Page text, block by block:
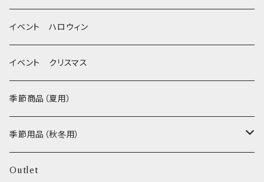
MEAT
FISH
グルテンフリー！ _ DOG TREE
ヒマラヤチーズ！ _ loasis
わんのはな
エリール
O.C.Farm
静電気防止スプレー
イベント ハロウィン
イベント クリスマス
季節商品（夏用）
季節用品（秋冬用）
ヒーター
Outlet